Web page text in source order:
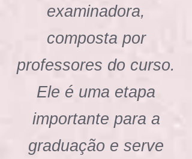
examinadora,
composta por
professores do curso.
Ele é uma etapa
importante para a
graduação e serve